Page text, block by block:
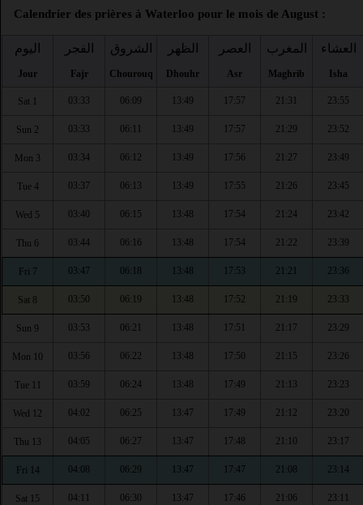
Calendrier des prières à Waterloo pour le mois de August :
اليوم
Jour
الفجر
Fajr
الشروق
Chourouq
الظهر
Dhouhr
العصر
Asr
المغرب
Maghrib
العشاء
Isha
Sat 1 03:33 06:09 13:49 17:57 21:31 23:55
Sun 2 03:33 06:11 13:49 17:57 21:29 23:52
Mon 3 03:34 06:12 13:49 17:56 21:27 23:49
Tue 4 03:37 06:13 13:49 17:55 21:26 23:45
Wed 5 03:40 06:15 13:48 17:54 21:24 23:42
Thu 6 03:44 06:16 13:48 17:54 21:22 23:39
Fri 7 03:47 06:18 13:48 17:53 21:21 23:36
Sat 8 03:50 06:19 13:48 17:52 21:19 23:33
Sun 9 03:53 06:21 13:48 17:51 21:17 23:29
Mon 10 03:56 06:22 13:48 17:50 21:15 23:26
Tue 11 03:59 06:24 13:48 17:49 21:13 23:23
Wed 12 04:02 06:25 13:47 17:49 21:12 23:20
Thu 13 04:05 06:27 13:47 17:48 21:10 23:17
Fri 14 04:08 06:29 13:47 17:47 21:08 23:14
Sat 15 04:11 06:30 13:47 17:46 21:06 23:11